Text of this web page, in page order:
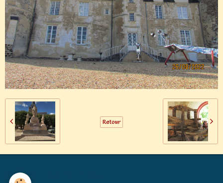
Retour
Générations Mouvement MALICORNE